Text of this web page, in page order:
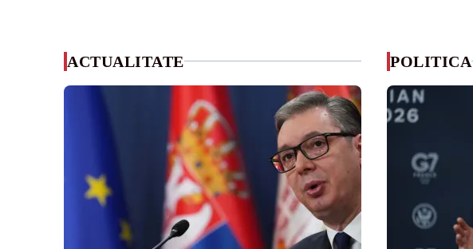
ACTUALITATE POLITICA